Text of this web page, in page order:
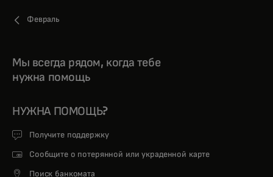
Февраль
Мы всегда рядом, когда тебе
нужна помощь
НУЖНА ПОМОЩЬ?
Получите поддержку
Сообщите о потерянной или украденной карте
Поиск банкомата